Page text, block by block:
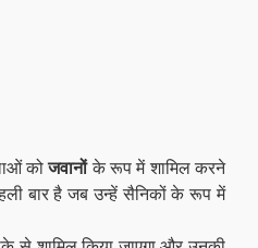
कोजवानोंके रूप में शामिल करने
बार है जब उन्हें सैनिकों के रूप में